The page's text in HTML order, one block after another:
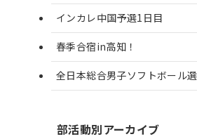
インカレ中国予選1日目
春季合宿in高知！
全日本総合男子ソフトボール
部活動別アーカイブ